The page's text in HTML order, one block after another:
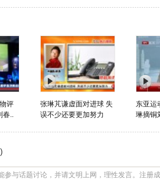
评
春..
张琳芃谦虚面对进球 失
误不少还要更加努力
东亚运
琳摘铜
)